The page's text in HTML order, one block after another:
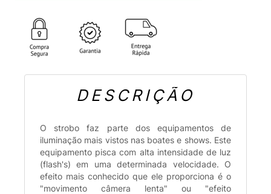
DESCRIÇÃO
O strobo faz parte dos equipamentos de
iluminação mais vistos nas boates e shows. Este
equipamento pisca com alta intensidade de luz
(flash's) em uma determinada velocidade. O
efeito mais conhecido que ele proporciona é o
"movimento câmera lenta" ou "efeito